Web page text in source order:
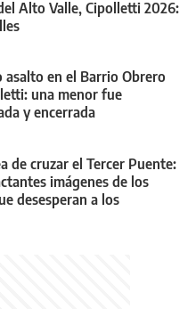
Alto Valle, Cipolletti 2026:
asalto en el Barrio Obrero
una menor fue
y encerrada
de cruzar el Tercer Puente:
imágenes de los
desesperan a los